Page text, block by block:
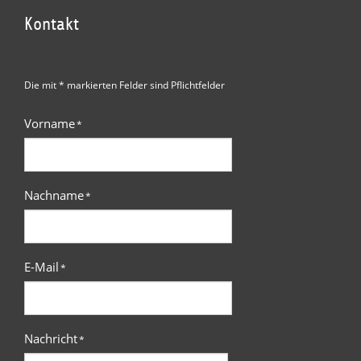
Kontakt
Die mit * markierten Felder sind Pflichtfelder
Vorname*
Nachname*
E-Mail*
Nachricht*